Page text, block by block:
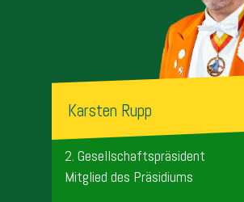
Karsten Rupp
2. Gesellschaftspräsident
Mitglied des Präsidiums